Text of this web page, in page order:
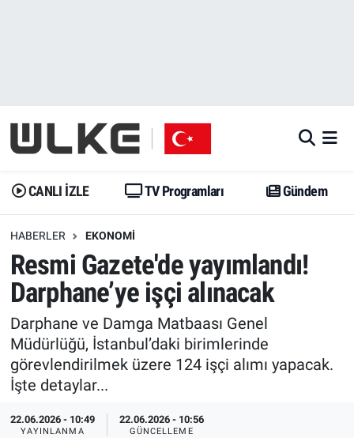
CANLI İZLE TV Programları Gündem
HABERLER EKONOMI
Resmi Gazete'de yayımlandı!
Darphane’ye işçi alınacak
Darphane ve Damga Matbaası Genel
Müdürlüğü, İstanbul’daki birimlerinde
görevlendirilmek üzere 124 işçi alımı yapacak.
İşte detaylar...
22.06.2026 - 10:49
YAYINLANMA
22.06.2026 - 10:56
GÜNCELLEME
Gündem
Dünya
Erişim Bilgileri
Ekonomi
Trend
Özel Haberler
Yazarlar
Gündem
Trend
Erişim Bilgileri
Spor
Ekonomi
Dünya
Medya
İstanbul Namaz Vakitleri
Trafik Durumu
Erişim Bilgileri
Tüm Manşetler
Son Dakika Haberleri
Haber Arşivi